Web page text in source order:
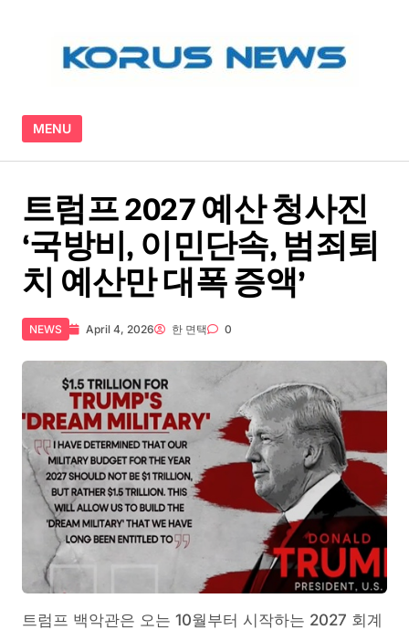
MENU
트럼프 2027 예산 청사진
‘국방비, 이민단속, 범죄퇴
치 예산만 대폭 증액’
NEWS April 4, 2026 한 면택 0
트럼프 백악관은 오는 10월부터 시작하는 2027 회계